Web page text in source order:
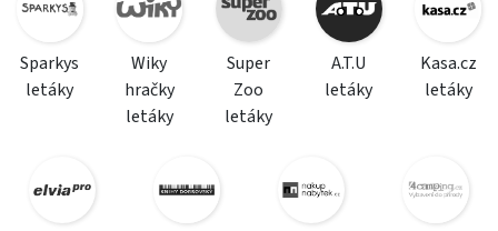
Sparkys
letáky
Wiky
hračky
letáky
Super
Zoo
letáky
A.T.U
letáky
Kasa.cz
letáky